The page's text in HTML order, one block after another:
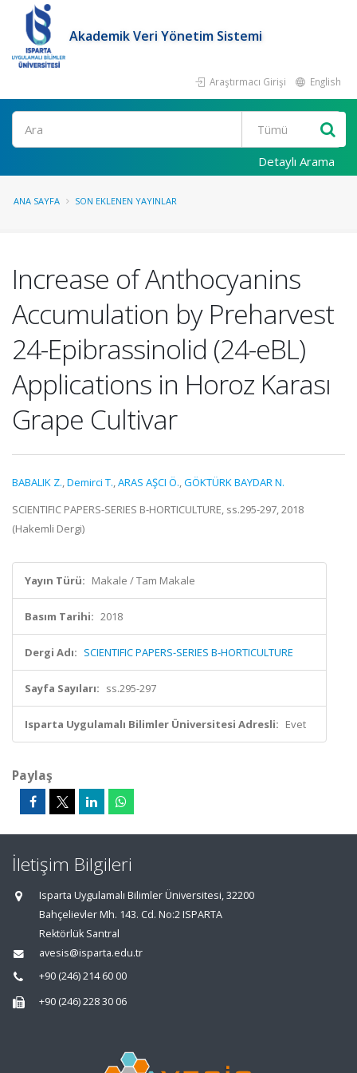
Akademik Veri Yönetim Sistemi
Araştırmacı Girişi English
Ara
Detaylı Arama
ANA SAYFA SON EKLENEN YAYINLAR
Increase of Anthocyanins
Accumulation by Preharvest
24-Epibrassinolid (24-eBL)
Applications in Horoz Karası
Grape Cultivar
BABALIK Z.,Demirci T.,ARAS AŞCI Ö.,GÖKTÜRK BAYDAR N.
SCIENTIFIC PAPERS-SERIES B-HORTICULTURE, ss.295-297, 2018
(Hakemli Dergi)
Yayın Türü: Makale / Tam Makale
Basım Tarihi: 2018
Dergi Adı: SCIENTIFIC PAPERS-SERIES B-HORTICULTURE
Sayfa Sayıları: ss.295-297
Isparta Uygulamalı Bilimler Üniversitesi Adresli: Evet
Paylaş
İletişim Bilgileri
Isparta Uygulamalı Bilimler Üniversitesi, 32200
Bahçelievler Mh. 143. Cd. No:2 ISPARTA
Rektörlük Santral
avesis@isparta.edu.tr
+90 (246) 214 60 00
+90 (246) 228 30 06